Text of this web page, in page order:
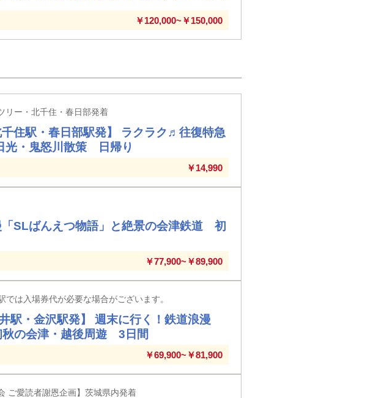
￥120,000~￥150,000
リー・北千住・春日部発着
住駅・春日部駅発】 ラクラク♬往復特急
光・鬼怒川散策 日帰り
￥14,990
「SLばんえつ物語」と絶景の会津鉄道 初
￥77,900~￥89,900
は入場券代が必要な場合がございます。
駅・金沢駅発】 週末に行く！鉄道浪漫
秋の会津・越後周遊 3日間
￥69,900~￥81,900
ご愛読者謝恩企画】茨城県内発着